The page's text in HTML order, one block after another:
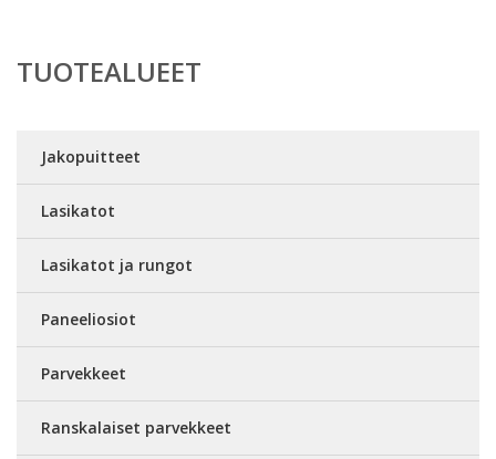
TUOTEALUEET
Jakopuitteet
Lasikatot
Lasikatot ja rungot
Paneeliosiot
Parvekkeet
Ranskalaiset parvekkeet